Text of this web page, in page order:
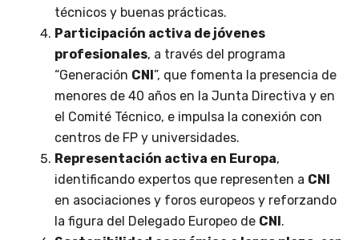
técnicos y buenas prácticas.
Participación activa de jóvenes
profesionales, a través del programa
“Generación CNI”, que fomenta la presencia de
menores de 40 años en la Junta Directiva y en
el Comité Técnico, e impulsa la conexión con
centros de FP y universidades.
Representación activa en Europa,
identificando expertos que representen a CNI
en asociaciones y foros europeos y reforzando
la figura del Delegado Europeo de CNI.